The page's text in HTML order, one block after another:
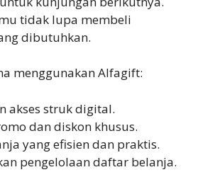
tidak lupa membeli
dibutuhkan.
menggunakan Alfagift:
akses struk digital.
dan diskon khusus.
yang efisien dan praktis.
pengelolaan daftar belanja.